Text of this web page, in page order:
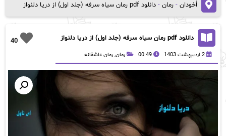
اُخودان- رمان- دانلود pdf رمان سیاه سرفه (جلد اول) از دریا دلنواز
40 دانلود pdf رمان سیاه سرفه (جلد اول) از دریا دلنواز
2 اردیبهشت 1403 00:49 رمان, رمان عاشقانه